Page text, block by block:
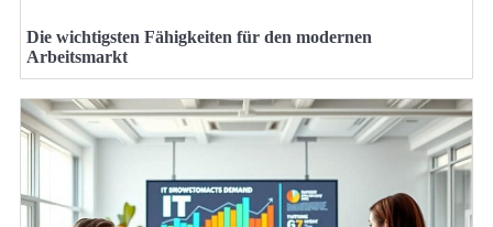
Die wichtigsten Fähigkeiten für den modernen
Arbeitsmarkt